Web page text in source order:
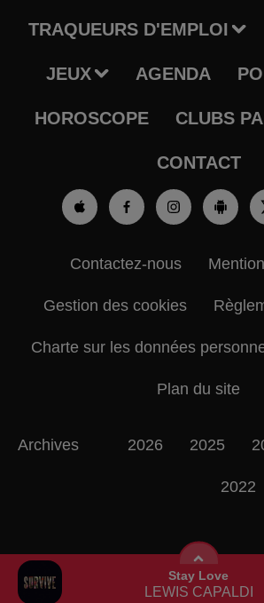
Stay Love
LEWIS CAPALDI
TRAQUEURS D'EMPLOI
JEUX AGENDA
HOROSCOPE CLUBS
CONTACT
Contactez-nous
Gestion des cookies
Charte sur les données
Plan du site
Archives 2026 2025
2022